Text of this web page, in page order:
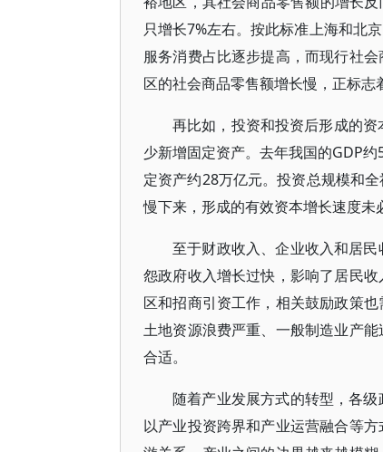
只增长7%左右。按此标准上海和北
服务消费占比逐步提高，而现行社
区的社会商品零售额增长慢，正标志
再比如，投资和投资后形成的
少新增固定资产。去年我国的GDP
定资产约28万亿元。投资总规模和
慢下来，形成的有效资本增长速度未
至于财政收入、企业收入和居
怨政府收入增长过快，影响了居民
区和招商引资工作，相关鼓励政策
土地资源浪费严重、一般制造业产
合适。
随着产业发展方式的转型，各
以产业投资跨界和产业运营融合等